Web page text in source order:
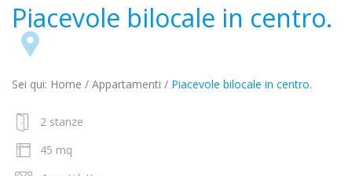
Piacevole bilocale in centro.
Sei qui: Home / Appartamenti / Piacevole bilocale in centro.
2 stanze
45 mq